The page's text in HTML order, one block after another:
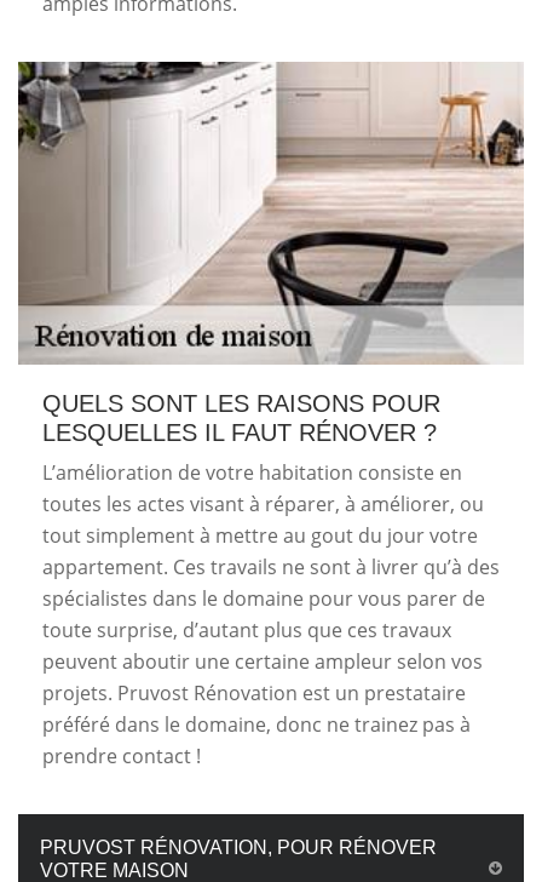
QUELS SONT LES RAISONS POUR
LESQUELLES IL FAUT RÉNOVER ?
L’amélioration de votre habitation consiste en
toutes les actes visant à réparer, à améliorer, ou
tout simplement à mettre au gout du jour votre
appartement. Ces travails ne sont à livrer qu’à des
spécialistes dans le domaine pour vous parer de
toute surprise, d’autant plus que ces travaux
peuvent aboutir une certaine ampleur selon vos
projets. Pruvost Rénovation est un prestataire
préféré dans le domaine, donc ne trainez pas à
prendre contact !
PRUVOST RÉNOVATION, POUR RÉNOVER
VOTRE MAISON